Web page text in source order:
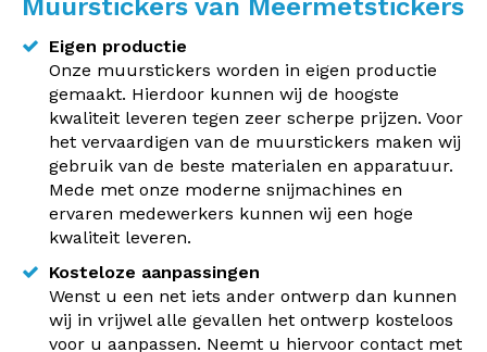
Muurstickers van Meermetstickers
Eigen productie
Onze muurstickers worden in eigen productie
gemaakt. Hierdoor kunnen wij de hoogste
kwaliteit leveren tegen zeer scherpe prijzen. Voor
het vervaardigen van de muurstickers maken wij
gebruik van de beste materialen en apparatuur.
Mede met onze moderne snijmachines en
ervaren medewerkers kunnen wij een hoge
kwaliteit leveren.
Kosteloze aanpassingen
Wenst u een net iets ander ontwerp dan kunnen
wij in vrijwel alle gevallen het ontwerp kosteloos
voor u aanpassen. Neemt u hiervoor contact met